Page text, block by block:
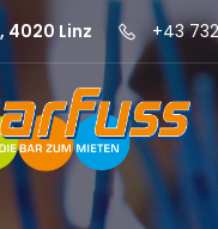
4020 Linz +43